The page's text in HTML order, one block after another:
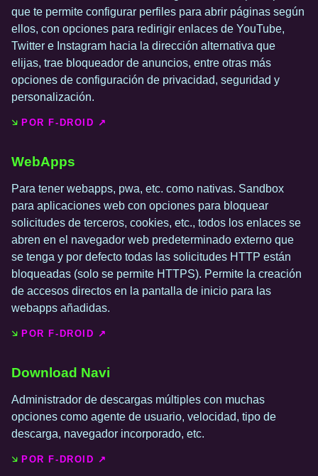
que te permite configurar perfiles para abrir páginas según
ellos, con opciones para redirigir enlaces de YouTube,
Twitter e Instagram hacia la dirección alternativa que
elijas, trae bloqueador de anuncios, entre otras más
opciones de configuración de privacidad, seguridad y
personalización.
POR F-DROID ↗️
WebApps
Para tener webapps, pwa, etc. como nativas. Sandbox
para aplicaciones web con opciones para bloquear
solicitudes de terceros, cookies, etc., todos los enlaces se
abren en el navegador web predeterminado externo que
se tenga y por defecto todas las solicitudes HTTP están
bloqueadas (solo se permite HTTPS). Permite la creación
de accesos directos en la pantalla de inicio para las
webapps añadidas.
POR F-DROID ↗️
Download Navi
Administrador de descargas múltiples con muchas
opciones como agente de usuario, velocidad, tipo de
descarga, navegador incorporado, etc.
POR F-DROID ↗️